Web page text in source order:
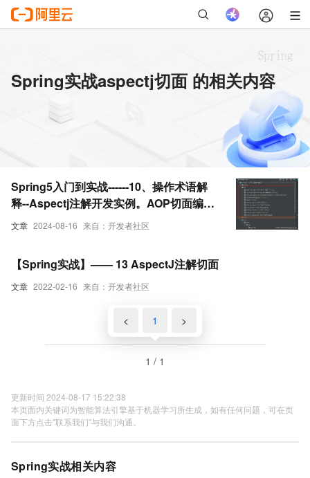
Spring实战aspectj切面 的相关内容
文章 2024-08-16 来自：开发者社区
Spring5入门到实战------10、操作术语解
释--Aspectj注解开发实例。AOP切面编程
的实际应用
文章 2022-02-16 来自：开发者社区
【Spring实战】—— 13 AspectJ注解切面
< 1 >
1 / 1
更新时间 2024-08-17 15:22:38
本页面内关键词为智能算法引擎基于机器学习所生成，如有任何问题，可在页
面下方点击"联系我们"与我们沟通。
Spring实战相关内容